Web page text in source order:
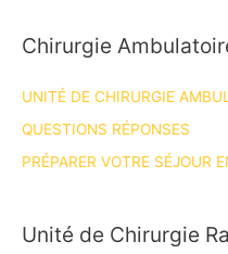
Chirurgie
UNITÉ DE CHIRURGIE
QUESTIONS RÉPONSES
PRÉPARER VOTRE SÉJOUR
Unité de Chirurgie